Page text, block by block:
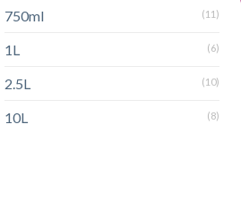
750ml (11)
1L (6)
2.5L (10)
10L (8)